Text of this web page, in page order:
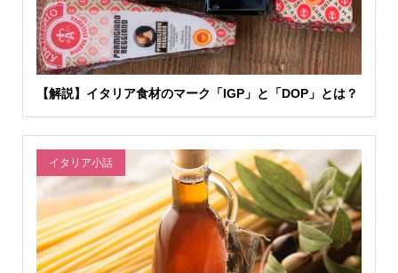
【解説】イタリア食材のマーク「IGP」と「DOP」とは？
イタリア小話